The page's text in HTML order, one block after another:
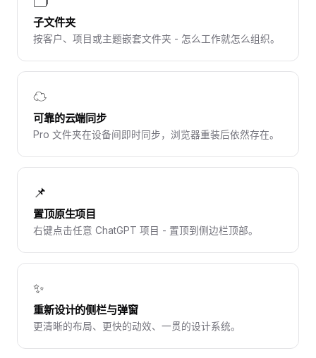
子文件夹
按客户、项目或主题嵌套文件夹 - 怎么工作就怎么组织。
☁
可靠的云端同步
Pro 文件夹在设备间即时同步，浏览器重装后依然存在。
📌
置顶原生项目
右键点击任意 ChatGPT 项目 - 置顶到侧边栏顶部。
✨
重新设计的侧栏与弹窗
更清晰的布局、更快的动效、一贯的设计系统。